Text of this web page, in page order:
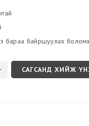
бараа байршуулах
САГСАНД ХИЙЖ